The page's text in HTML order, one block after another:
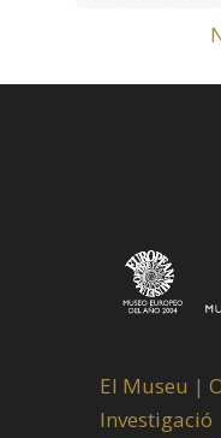
El Museu |
Investigació